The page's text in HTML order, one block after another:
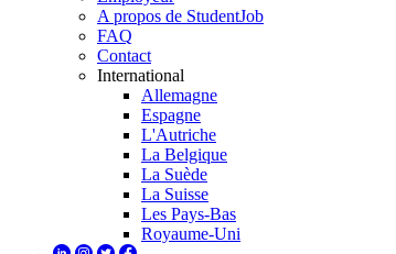
A propos de StudentJob
FAQ
Contact
International
Allemagne
Espagne
L'Autriche
La Belgique
La Suède
La Suisse
Les Pays-Bas
Royaume-Uni